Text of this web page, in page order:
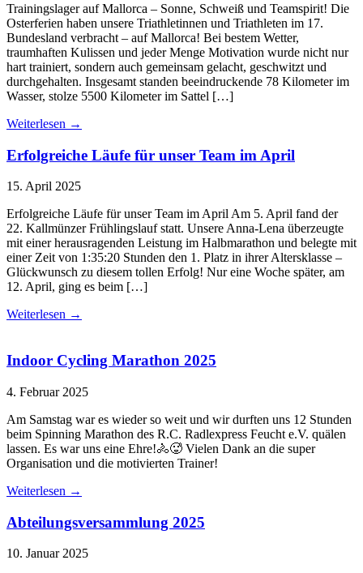
Trainingslager auf Mallorca – Sonne, Schweiß und Teamspirit! Die
Osterferien haben unsere Triathletinnen und Triathleten im 17.
Bundesland verbracht – auf Mallorca! Bei bestem Wetter,
traumhaften Kulissen und jeder Menge Motivation wurde nicht nur
hart trainiert, sondern auch gemeinsam gelacht, geschwitzt und
durchgehalten. Insgesamt standen beeindruckende 78 Kilometer im
Wasser, stolze 5500 Kilometer im Sattel […]
Weiterlesen →
Erfolgreiche Läufe für unser Team im April
15. April 2025
Erfolgreiche Läufe für unser Team im April Am 5. April fand der
22. Kallmünzer Frühlingslauf statt. Unsere Anna-Lena überzeugte
mit einer herausragenden Leistung im Halbmarathon und belegte mit
einer Zeit von 1:35:20 Stunden den 1. Platz in ihrer Altersklasse –
Glückwunsch zu diesem tollen Erfolg! Nur eine Woche später, am
12. April, ging es beim […]
Weiterlesen →
Indoor Cycling Marathon 2025
4. Februar 2025
Am Samstag war es wieder so weit und wir durften uns 12 Stunden
beim Spinning Marathon des R.C. Radlexpress Feucht e.V. quälen
lassen. Es war uns eine Ehre!🚴🥵 Vielen Dank an die super
Organisation und die motivierten Trainer!
Weiterlesen →
Abteilungsversammlung 2025
10. Januar 2025